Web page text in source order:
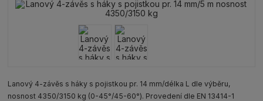
Lanový 4-závěs s háky s pojistkou pr. 14 mm/délka L dle výběru,
nosnost 4350/3150 kg (0-45°/45-60°). Provedení dle EN 13414-1